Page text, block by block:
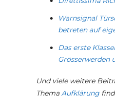
Warnsignal
betreten auf
Das erste
Grösserwerden
Und viele weitere
ThemaAufklärung